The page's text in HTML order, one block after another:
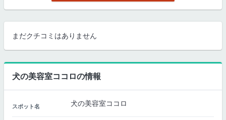
まだクチコミはありません
犬の美容室ココロの情報
スポット名 犬の美容室ココロ